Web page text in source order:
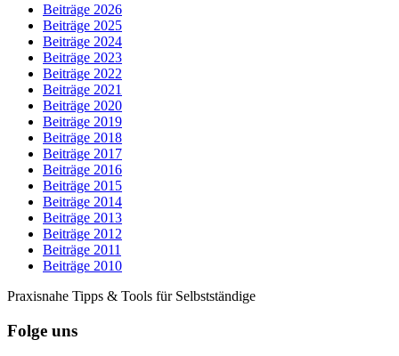
Beiträge 2026
Beiträge 2025
Beiträge 2024
Beiträge 2023
Beiträge 2022
Beiträge 2021
Beiträge 2020
Beiträge 2019
Beiträge 2018
Beiträge 2017
Beiträge 2016
Beiträge 2015
Beiträge 2014
Beiträge 2013
Beiträge 2012
Beiträge 2011
Beiträge 2010
Praxisnahe Tipps & Tools für Selbstständige
Folge uns